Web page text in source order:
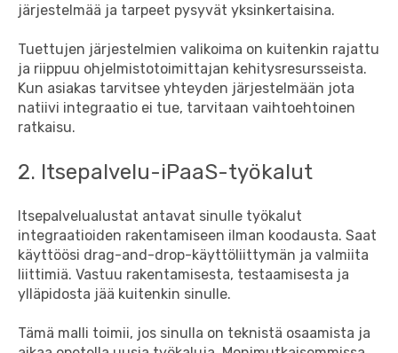
järjestelmää ja tarpeet pysyvät yksinkertaisina.
Tuettujen järjestelmien valikoima on kuitenkin rajattu
ja riippuu ohjelmistotoimittajan kehitysresursseista.
Kun asiakas tarvitsee yhteyden järjestelmään jota
natiivi integraatio ei tue, tarvitaan vaihtoehtoinen
ratkaisu.
2. Itsepalvelu-iPaaS-työkalut
Itsepalvelualustat antavat sinulle työkalut
integraatioiden rakentamiseen ilman koodausta. Saat
käyttöösi drag-and-drop-käyttöliittymän ja valmiita
liittimiä. Vastuu rakentamisesta, testaamisesta ja
ylläpidosta jää kuitenkin sinulle.
Tämä malli toimii, jos sinulla on teknistä osaamista ja